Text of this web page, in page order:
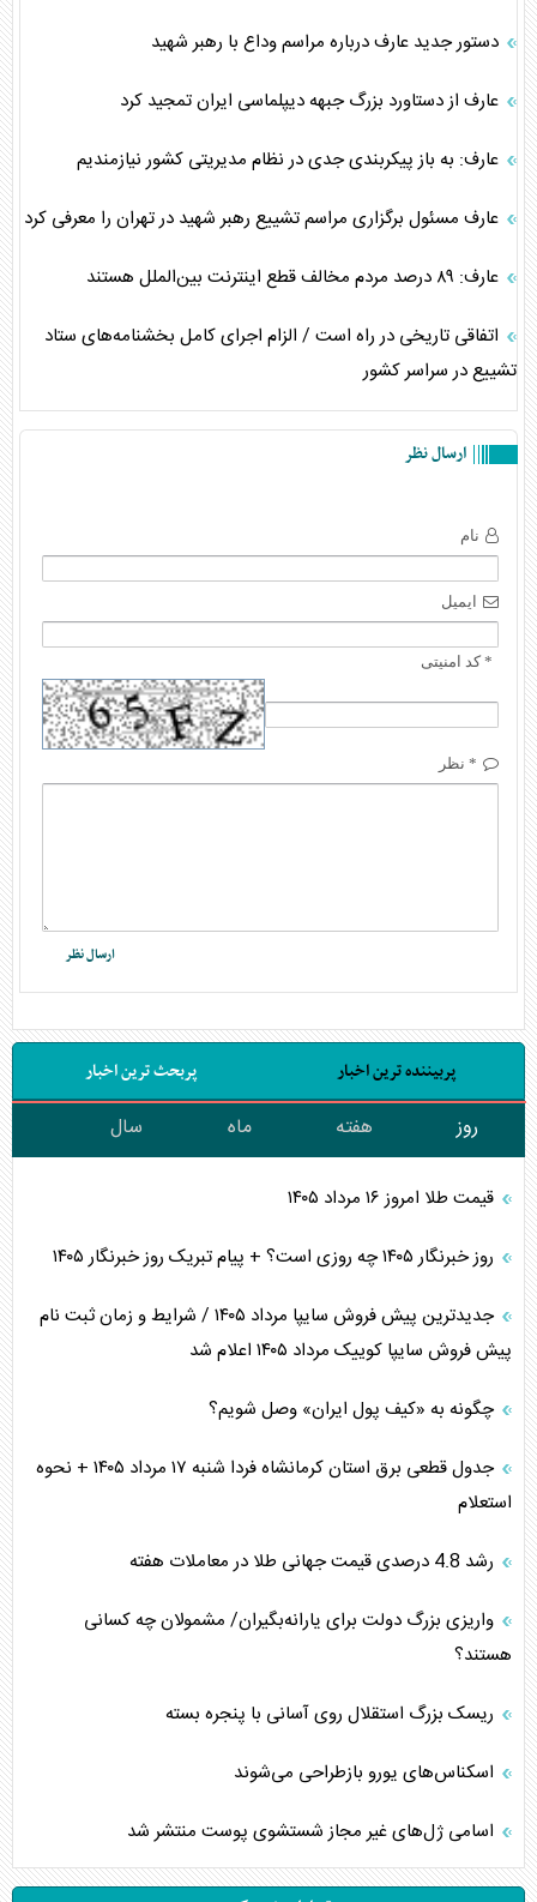
دستور جدید عارف درباره مراسم وداع با رهبر شهید
عارف از دستاورد بزرگ جبهه دیپلماسی ایران تمجید کرد
عارف: به باز پیکربندی جدی در نظام مدیریتی کشور نیازمندیم
عارف مسئول برگزاری مراسم تشییع رهبر شهید در تهران را معرفی کرد
عارف: ۸۹ درصد مردم مخالف قطع اینترنت بین‌الملل هستند
اتفاقی تاریخی در راه است / الزام اجرای کامل بخشنامه‌های ستاد
تشییع در سراسر کشور
ارسال نظر
نام
ایمیل
* کد امنیتی
* نظر
پربیننده ترین اخبار پربحث ترین اخبار
روز هفته ماه سال
قیمت طلا امروز ۱۶ مرداد ۱۴۰۵
روز خبرنگار ۱۴۰۵ چه روزی است؟ + پیام تبریک روز خبرنگار ۱۴۰۵
جدیدترین پیش فروش سایپا مرداد ۱۴۰۵ / شرایط و زمان ثبت نام
پیش فروش سایپا کوییک مرداد ۱۴۰۵ اعلام شد
چگونه به «کیف پول ایران» وصل شویم؟
جدول قطعی برق استان کرمانشاه فردا شنبه ۱۷ مرداد ۱۴۰۵ + نحوه
استعلام
رشد 4.8 درصدی قیمت جهانی طلا در معاملات هفته
واریزی بزرگ دولت برای یارانه‌بگیران/ مشمولان چه کسانی
هستند؟
ریسک بزرگ استقلال روی آسانی با پنجره بسته
اسکناس‌های یورو بازطراحی می‌شوند
اسامی ژل‌های غیر مجاز شستشوی پوست منتشر شد